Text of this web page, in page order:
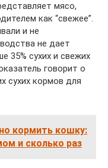
мясо,
как “свежее”.
и не
не дает
35% сухих и свежих
говорит о
сухих кормов для
кормить кошку:
и сколько раз